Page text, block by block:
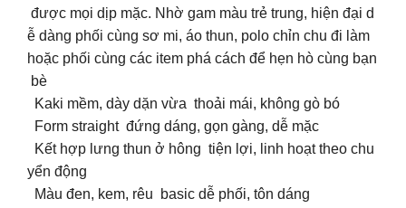
được mọi dịp mặc. Nhờ gam màu trẻ trung, hiện đại d
ễ dàng phối cùng sơ mi, áo thun, polo chỉn chu đi làm
hoặc phối cùng các item phá cách để hẹn hò cùng bạn
bè
️ Kaki mềm, dày dặn vừa thoải mái, không gò bó
️ Form straight đứng dáng, gọn gàng, dễ mặc
️ Kết hợp lưng thun ở hông tiện lợi, linh hoạt theo chu
yển động
️ Màu đen, kem, rêu basic dễ phối, tôn dáng